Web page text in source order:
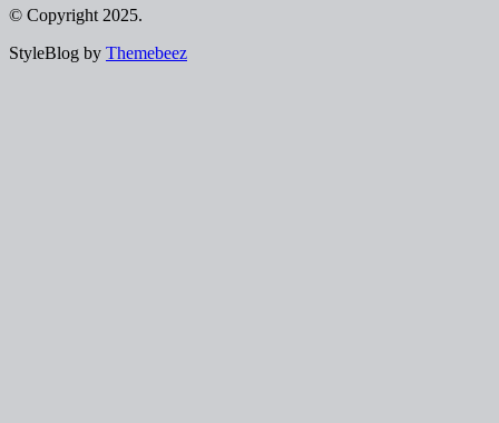
© Copyright 2025.
StyleBlog by Themebeez